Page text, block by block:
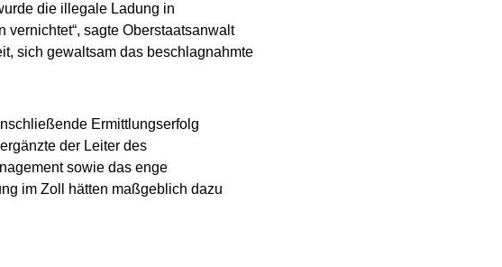
die illegale Ladung in
sagte Oberstaatsanwalt
sich gewaltsam das beschlagnahmte
Ermittlungserfolg
der Leiter des
sowie das enge
im Zoll hätten maßgeblich dazu